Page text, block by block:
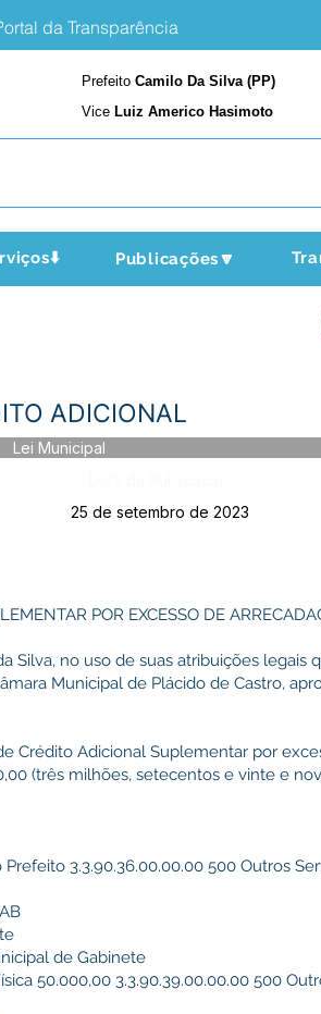
da Transparência
Prefeito Camilo Da Silva (PP)
Vice Luiz Americo Hasimoto
Publicações🔽
ADICIONAL
Lei Municipal
25 de setembro de 2023
POR EXCESSO DE
Silva, no uso de suas atribuições legais
Municipal de Plácido de Castro,
Crédito Adicional Suplementar por
(três milhões, setecentos e vinte e
3.3.90.36.00.00.00 500 Outros
de Gabinete
50.000,00 3.3.90.39.00.00.00 500